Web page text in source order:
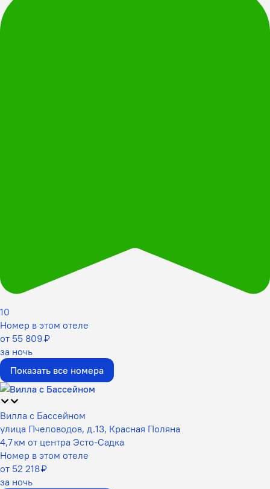
10
Номер в этом отеле
от 55 809 ₽
за ночь
Показать все номера
Вилла с Бассейном
улица Пчеловодов, д.13, Красная Поляна
4,7 км от центра Эсто-Садка
Номер в этом отеле
от 52 218 ₽
за ночь